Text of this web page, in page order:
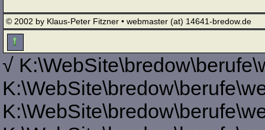
© 2002 by Klaus-Peter Fitzner • webmaster (at) 14641-bredow.de
√